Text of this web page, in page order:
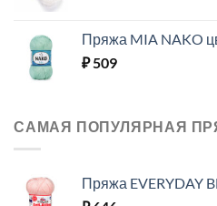
Пряжа MIA NAKO
₽509
САМАЯ ПОПУЛЯРНАЯ
Пряжа EVERYDAY